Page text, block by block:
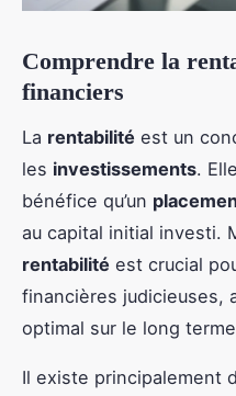
Comprendre la
financiers
La rentabilité est un
les investissements.
bénéfice qu’un
au capital initial investi.
rentabilité est crucial
financières judicieuses,
optimal sur le long
Il existe principalement